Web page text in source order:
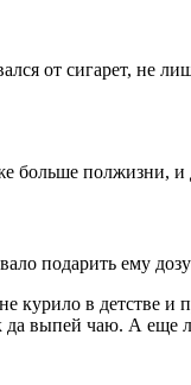
от сигарет, не
полжизни, и
подарить ему
в детстве
выпей чаю. А еще